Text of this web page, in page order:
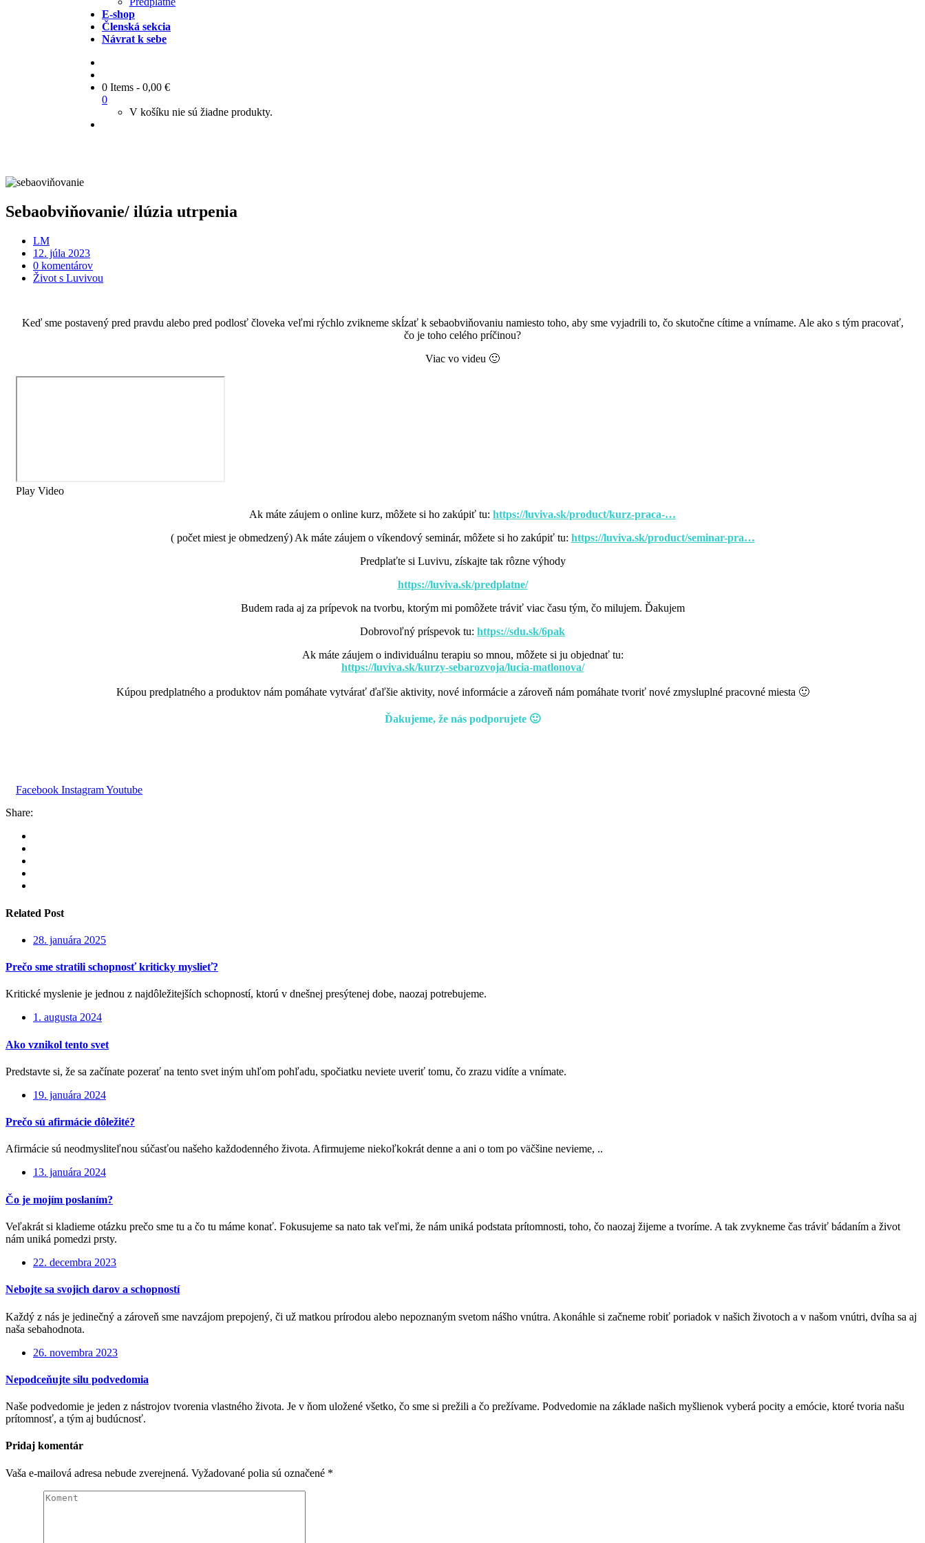
E-shop
Členská sekcia
Návrat k sebe
0 Items - 0,00 €
0
V košíku nie sú žiadne produkty.
Sebaobviňovanie/ ilúzia utrpenia
LM
12. júla 2023
0 komentárov
Život s Luvivou
Keď sme postavený pred pravdu alebo pred podlosť človeka veľmi rýchlo zvikneme skĺzať k sebaobviňovaniu namiesto toho, aby sme vyjadrili to, čo skutočne cítime a vnímame. Ale ako s tým pracovať,
čo je toho celého príčinou?
Viac vo videu 🙂
Play Video
Ak máte záujem o online kurz, môžete si ho zakúpiť tu: https://luviva.sk/product/kurz-praca-…
( počet miest je obmedzený) Ak máte záujem o víkendový seminár, môžete si ho zakúpiť tu: https://luviva.sk/product/seminar-pra…
Predplaťte si Luvivu, získajte tak rôzne výhody
https://luviva.sk/predplatne/
Budem rada aj za prípevok na tvorbu, ktorým mi pomôžete tráviť viac času tým, čo milujem. Ďakujem
Dobrovoľný príspevok tu: https://sdu.sk/6pak
Ak máte záujem o individuálnu terapiu so mnou, môžete si ju objednať tu:
https://luviva.sk/kurzy-sebarozvoja/lucia-matlonova/
Kúpou predplatného a produktov nám pomáhate vytvárať ďaľšie aktivity, nové informácie a zároveň nám pomáhate tvoriť nové zmysluplné pracovné miesta 🙂
Ďakujeme, že nás podporujete 🙂
Facebook InstagramYoutube
Share:
Related Post
28. januára 2025
Prečo sme stratili schopnosť kriticky myslieť?
Kritické myslenie je jednou z najdôležitejších schopností, ktorú v dnešnej presýtenej dobe, naozaj potrebujeme.
1. augusta 2024
Ako vznikol tento svet
Predstavte si, že sa začínate pozerať na tento svet iným uhľom pohľadu, spočiatku neviete uveriť tomu, čo zrazu vidíte a vnímate.
19. januára 2024
Prečo sú afirmácie dôležité?
Afirmácie sú neodmysliteľnou súčasťou našeho každodenného života. Afirmujeme niekoľkokrát denne a ani o tom po väčšine nevieme, ..
13. januára 2024
Čo je mojím poslaním?
Veľakrát si kladieme otázku prečo sme tu a čo tu máme konať. Fokusujeme sa nato tak veľmi, že nám uniká podstata prítomnosti, toho, čo naozaj žijeme a tvoríme. A tak zvykneme čas tráviť bádaním a život
nám uniká pomedzi prsty.
22. decembra 2023
Nebojte sa svojich darov a schopností
Každý z nás je jedinečný a zároveň sme navzájom prepojený, či už matkou prírodou alebo nepoznaným svetom nášho vnútra. Akonáhle si začneme robiť poriadok v našich životoch a v našom vnútri, dvíha sa aj
naša sebahodnota.
26. novembra 2023
Nepodceňujte silu podvedomia
Naše podvedomie je jeden z nástrojov tvorenia vlastného života. Je v ňom uložené všetko, čo sme si prežili a čo prežívame. Podvedomie na základe našich myšlienok vyberá pocity a emócie, ktoré tvoria našu
prítomnosť, a tým aj budúcnosť.
Pridaj komentár
Vaša e-mailová adresa nebude zverejnená. Vyžadované polia sú označené *